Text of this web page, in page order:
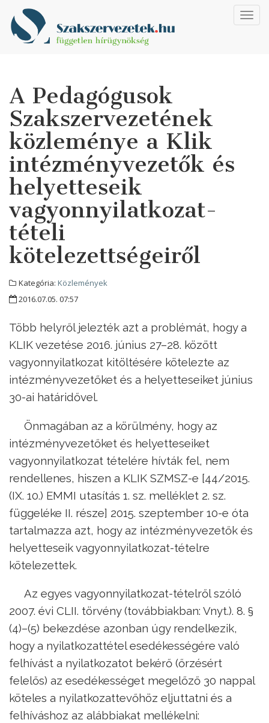
A Pedagógusok
Szakszervezetének
közleménye a Klik
intézményvezetők és
helyetteseik
vagyonnyilatkozat-
tételi
kötelezettségeiről
Kategória: Közlemények
2016.07.05. 07:57
Több helyről jelezték azt a problémát, hogy a
KLIK vezetése 2016. június 27–28. között
vagyonnyilatkozat kitöltésére kötelezte az
intézményvezetőket és a helyetteseiket június
30-ai határidővel.
Önmagában az a körülmény, hogy az
intézményvezetőket és helyetteseiket
vagyonnyilatkozat tételére hívták fel, nem
rendellenes, hiszen a KLIK SZMSZ-e [44/2015.
(IX. 10.) EMMI utasítás 1. sz. melléklet 2. sz.
függeléke II. része] 2015. szeptember 10-e óta
tartalmazza azt, hogy az intézményvezetők és
helyetteseik vagyonnyilatkozat-tételre
kötelezettek.
Az egyes vagyonnyilatkozat-tételről szóló
2007. évi CLII. törvény (továbbiakban: Vnyt.). 8. §
(4)–(5) bekezdése azonban úgy rendelkezik,
hogy a nyilatkozattétel esedékességére való
felhívást a nyilatkozatot bekérő (őrzésért
felelős) az esedékességet megelőző 30 nappal
köteles a nyilatkozattevőhöz eljuttatni és a
felhíváshoz az alábbiakat mellékelni: